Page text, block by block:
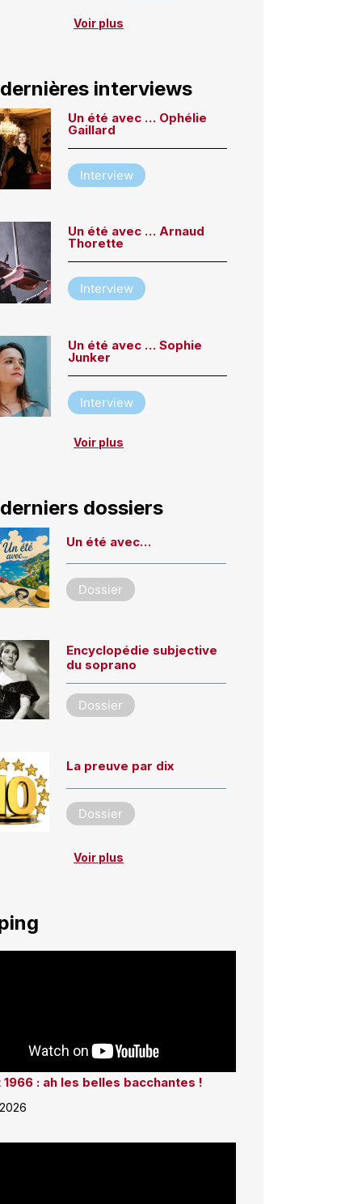
Voir plus
interviews
Un été avec … Ophélie
Gaillard
Interview
Un été avec … Arnaud
Thorette
Interview
Un été avec … Sophie
Junker
Interview
Voir plus
dossiers
Un été avec…
Dossier
Encyclopédie subjective
du soprano
Dossier
La preuve par dix
Dossier
Voir plus
1966 : ah les belles bacchantes !